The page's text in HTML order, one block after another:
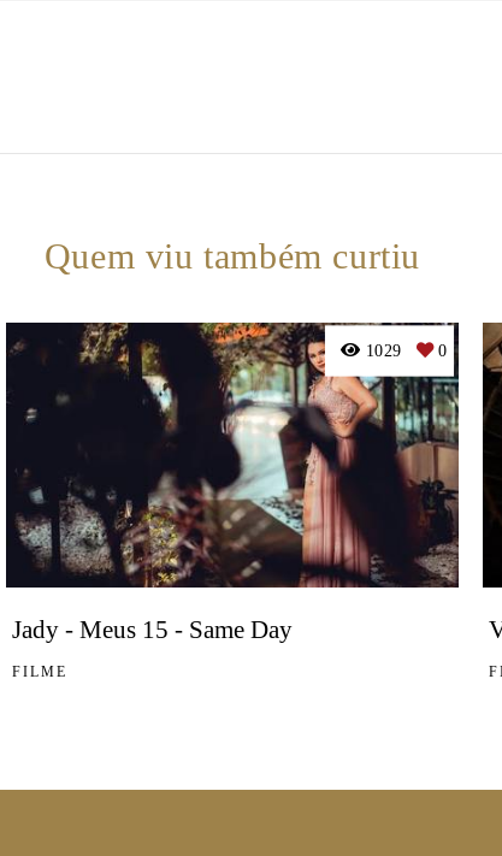
Quem viu também curtiu
Jady - Meus 15 - Same Day
FILME
1029 0